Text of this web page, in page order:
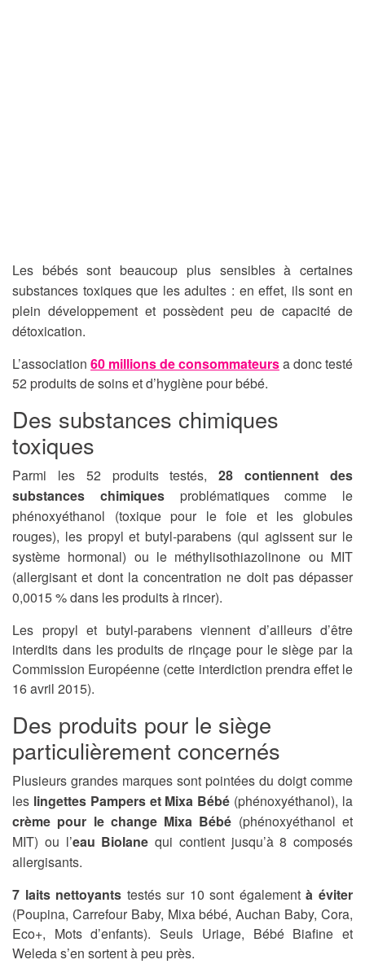
Les bébés sont beaucoup plus sensibles à certaines
substances toxiques que les adultes : en effet, ils sont en
plein développement et possèdent peu de capacité de
détoxication.
L’association 60 millions de consommateursa donc testé
52 produits de soins et d’hygiène pour bébé.
Des substances chimiques
toxiques
Parmi les 52 produits testés,28 contiennent des
substances chimiquesproblématiques comme le
phénoxyéthanol (toxique pour le foie et les globules
rouges), les propyl et butyl-parabens (qui agissent sur le
système hormonal) ou le méthylisothiazolinone ou MIT
(allergisant et dont la concentration ne doit pas dépasser
0,0015 % dans les produits à rincer).
Les propyl et butyl-parabens viennent d’ailleurs d’être
interdits dans les produits de rinçage pour le siège par la
Commission Européenne (cette interdiction prendra effet le
16 avril 2015).
Des produits pour le siège
particulièrement concernés
Plusieurs grandes marques sont pointées du doigt comme
les lingettes Pampers et Mixa Bébé (phénoxyéthanol), la
crème pour le change Mixa Bébé (phénoxyéthanol et
MIT) ou l’eau Biolane qui contient jusqu’à 8 composés
allergisants.
7 laits nettoyants testés sur 10 sont égalementà éviter
(Poupina, Carrefour Baby, Mixa bébé, Auchan Baby, Cora,
Eco+, Mots d’enfants). Seuls Uriage, Bébé Biafine et
Weleda s’en sortent à peu près.